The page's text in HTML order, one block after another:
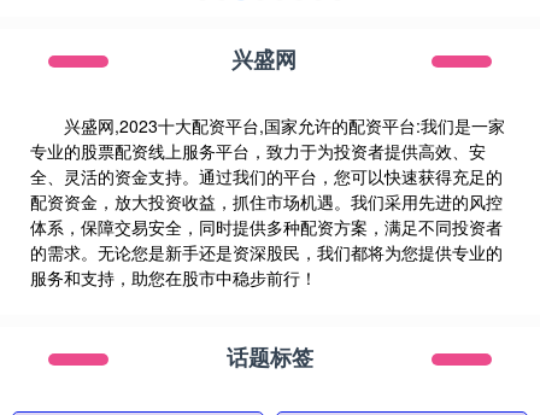
兴盛网
兴盛网,2023十大配资平台,国家允许的配资平台:我们是一家
专业的股票配资线上服务平台，致力于为投资者提供高效、安
全、灵活的资金支持。通过我们的平台，您可以快速获得充足的
配资资金，放大投资收益，抓住市场机遇。我们采用先进的风控
体系，保障交易安全，同时提供多种配资方案，满足不同投资者
的需求。无论您是新手还是资深股民，我们都将为您提供专业的
服务和支持，助您在股市中稳步前行！
话题标签